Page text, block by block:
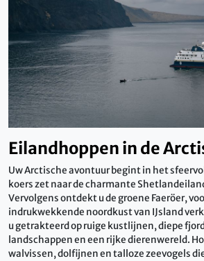
Eilandhoppen in de
Uw Arctische avontuur begint in het
koers zet naar de charmante
Vervolgens ontdekt u de groene Faeröer,
indrukwekkende noordkust van IJsland
u getrakteerd op ruige kustlijnen, diepe
landschappen en een rijke dierenwereld.
walvissen, dolfijnen en talloze zeevogels